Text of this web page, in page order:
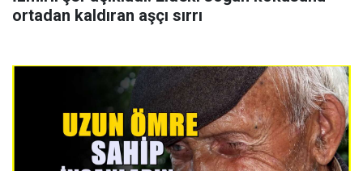
ortadan kaldıran aşçı sırrı